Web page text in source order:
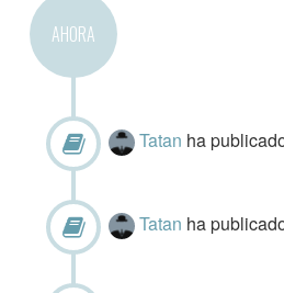
AHORA
Tatan ha
Tatan ha